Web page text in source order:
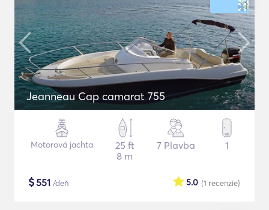
Jeanneau Cap camarat 755
Motorová jachta
25 ft
8 m
7 Plavba 1
$551 /deň (1 recenzie)
5.0